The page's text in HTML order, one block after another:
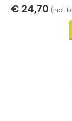
€ 24,70 (incl.